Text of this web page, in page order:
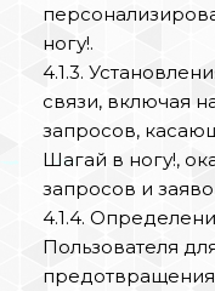
ногу!.
4.1.3.
связи, включая
запросов,
Шагай в ногу!,
запросов и
4.1.4.
Пользователя